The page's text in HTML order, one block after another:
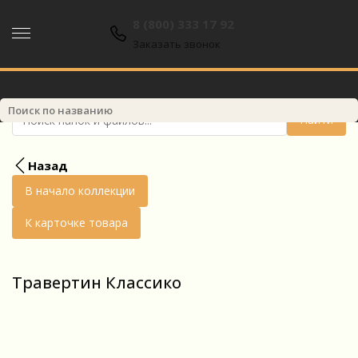
Заказать звонок
Найти
Назад
В начало коллекции
К карточке товара
Травертин Классико